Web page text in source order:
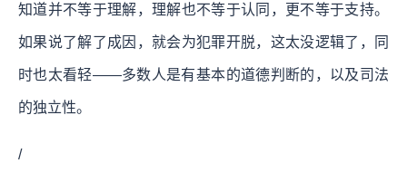
知道并不等于理解，理解也不等于认同，更不等于支持。
如果说了解了成因，就会为犯罪开脱，这太没逻辑了，同
时也太看轻——多数人是有基本的道德判断的，以及司法
的独立性。
/